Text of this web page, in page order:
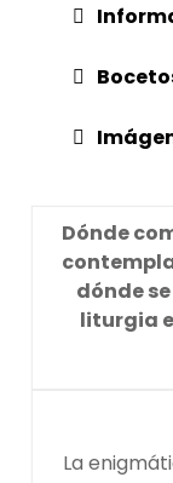
Dónde
dónde
liturgia
La